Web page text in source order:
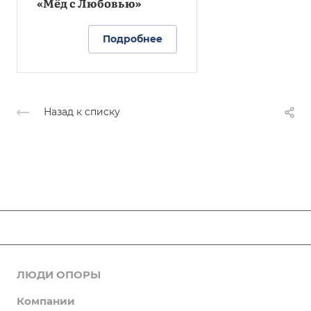
Подробнее
Назад к списку
ЛЮДИ ОПОРЫ
Новости
Компании